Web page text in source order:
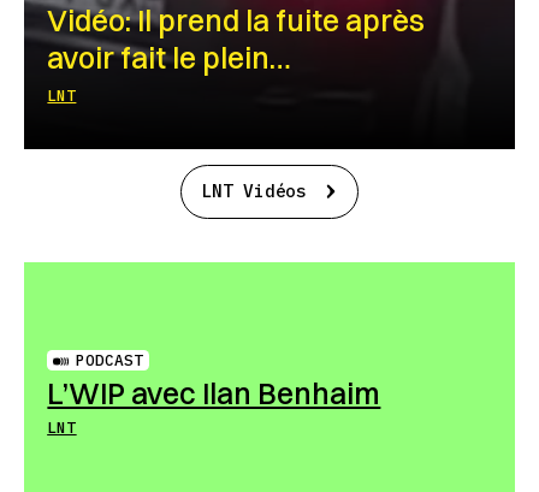
Vidéo: Il prend la fuite après
avoir fait le plein…
LNT
LNT Vidéos
PODCAST
L’WIP avec Ilan Benhaim
LNT